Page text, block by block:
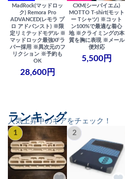
MadRock(マッドロッ
ク) Remora Pro
ADVANCED(レモラ プ
ロ アドバンスト) ※限
定リミテッドモデル ※
マッドロック最強XFラ
バー採用 ※異次元のフ
リクション ※予約も
OK
28,600円
CXM(シーバイエム)
MOTTO T-shirt(モット
ー Tシャツ) ※コット
ン100%で最適な着心
地 ※クライミングの本
質を胸に表現 ※メール
便対応
5,500円
人気上昇中のギアをチェック！
ランキング
1 2